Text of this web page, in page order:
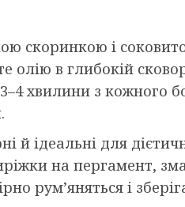
скоринкою і
олію в глибокій
хвилини з кожного
й ідеальні для
на пергамент,
рум’яняться і